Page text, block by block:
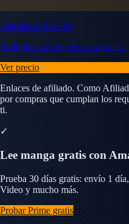
Dandadan Box Set
Múltiples volúmenes en un pack
Ver precio
Enlaces de afiliado. Como
por compras que cumplan los
ti.
✓
Lee manga gratis con
Prueba 30 días gratis: envío 1
Video y mucho más.
Probar Prime gratis